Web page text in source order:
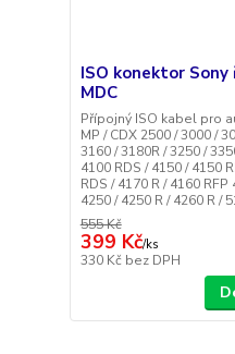
ISO konektor Sony
MDC
Přípojný ISO kabel pro
MP / CDX 2500 / 3000 /
3160 / 3180R / 3250 /
4100 RDS / 4150 / 4150
RDS / 4170 R / 4160
4250 / 4250 R / 4260 R /
555 Kč
399 Kč/ks
330 Kč bez DPH